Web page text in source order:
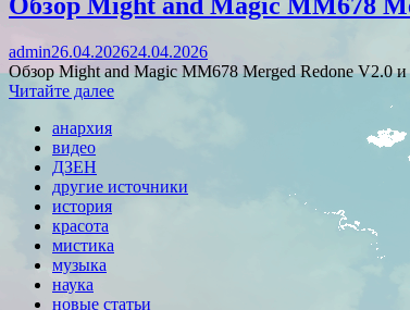
admin26.04.202624.04.2026
Обзор Might and Magic MM678 Merged Redone V2.0
Читайте далее
анархия
видео
ДЗЕН
другие источники
история
красота
мистика
музыка
наука
новые статьи